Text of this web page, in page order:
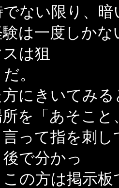
ない限り、暗
は一度しかな
は狙
。
にきいてみる
所を「あそこと
って指を刺し
で分かっ
の方は掲示板